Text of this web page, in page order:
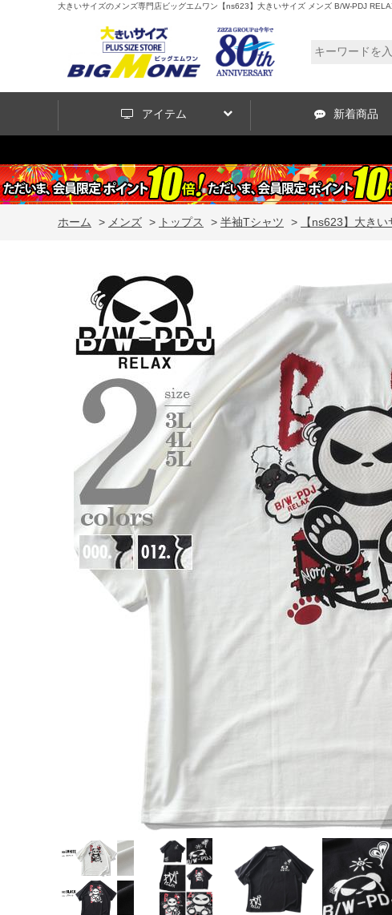
大きいサイズのメンズ専門店ビッグエムワン【ns623】大きいサイズ メンズ B/W-PDJ
アイテム 新着商品
ホーム > メンズ > トップス > 半袖Tシャツ > 【ns623】大き